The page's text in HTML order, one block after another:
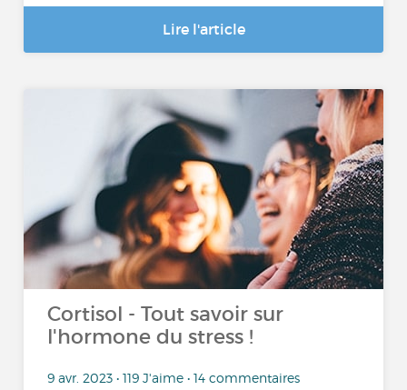
Lire l'article
Cortisol - Tout savoir sur
l'hormone du stress !
9 avr. 2023 • 119 J'aime • 14 commentaires